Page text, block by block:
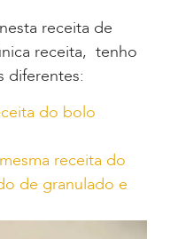
receita de
receita, tenho
diferentes:
do bolo
mesma receita do
de granulado e